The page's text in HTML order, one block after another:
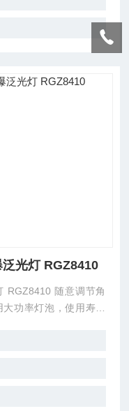
，平时处于关闭状态.
照明。
光灯 RGZ8410
RGZ8410 随意调节角
功率灯泡，使用寿命
充电；小巧轻便，易拆